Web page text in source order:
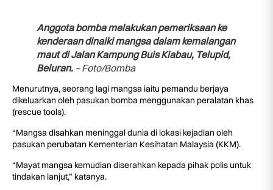
Anggota bomba melakukan pemeriksaan ke
kenderaan dinaiki mangsa dalam kemalangan
maut di Jalan Kampung Buis Kiabau, Telupid,
Beluran. – Foto/Bomba
Menurutnya, seorang lagi mangsa iaitu pemandu berjaya
dikeluarkan oleh pasukan bomba menggunakan peralatan khas
(rescue tools).
“Mangsa disahkan meninggal dunia di lokasi kejadian oleh
pasukan perubatan Kementerian Kesihatan Malaysia (KKM).
“Mayat mangsa kemudian diserahkan kepada pihak polis untuk
tindakan lanjut,” katanya.